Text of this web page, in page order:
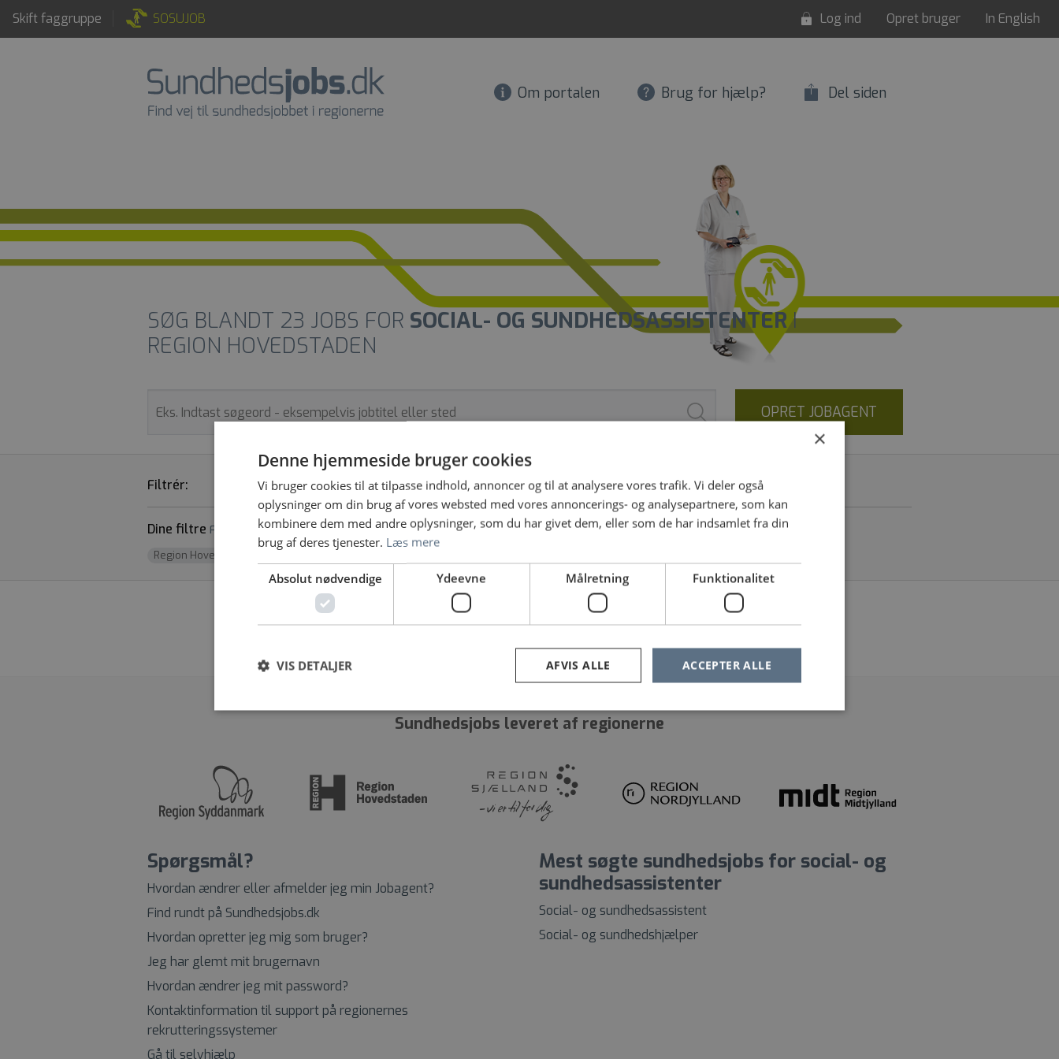
Skift faggruppe SOSUJOB Log ind Opret bruger In English
Om portalen Brug for hjælp? Del siden
SØG BLANDT 23 JOBS FOR SOCIAL- OG SUNDHEDSASSISTENTERI
REGION HOVEDSTADEN
OPRET JOBAGENT
Filtrér: STILLINGSTYPER ARBEJDSSTED ANSÆTTELSESFORM
Dine filtre Fjern alle
Region Hovedstaden
Vi fandt desværre ingen jobopslag, prøv at søge på noget andet eller fjern nogle af dine filtre
… 5 6 7 »
Sundhedsjobs leveret af regionerne
Spørgsmål?
Hvordan ændrer eller afmelder jeg min Jobagent?
Find rundt på Sundhedsjobs.dk
Hvordan opretter jeg mig som bruger?
Jeg har glemt mit brugernavn
Hvordan ændrer jeg mit password?
Kontaktinformation til support på regionernes
rekrutteringssystemer
Gå til selvhjælp
Mest søgte sundhedsjobs for social- og
sundhedsassistenter
Social- og sundhedsassistent
Social- og sundhedshjælper
×
Denne hjemmeside bruger cookies
Vi bruger cookies til at tilpasse indhold, annoncer og til at analysere vores trafik. Vi deler også
oplysninger om din brug af vores websted med vores annoncerings- og analysepartnere, som kan
kombinere dem med andre oplysninger, som du har givet dem, eller som de har indsamlet fra din
brug af deres tjenester. Læs mere
Absolut nødvendige Ydeevne Målretning Funktionalitet
ACCEPTER ALLE
AFVIS ALLE
VIS DETALJER